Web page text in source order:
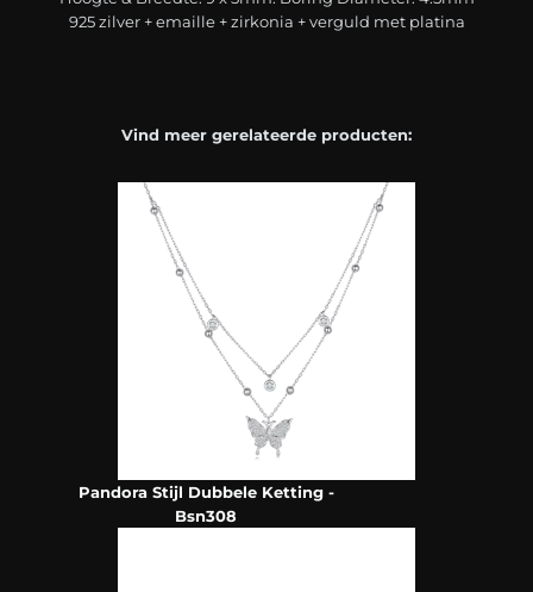
925 zilver + emaille + zirkonia + verguld met platina
Vind meer gerelateerde producten:
Pandora Stijl Dubbele Ketting -
Bsn308